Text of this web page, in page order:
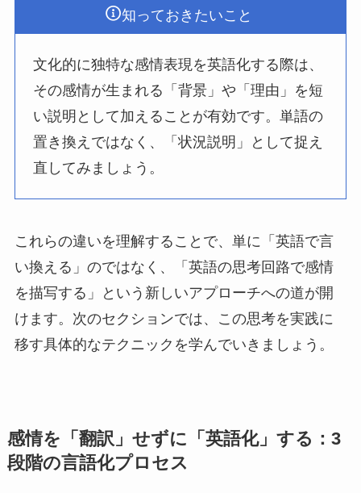
知っておきたいこと
文化的に独特な感情表現を英語化する際は、
その感情が生まれる「背景」や「理由」を短
い説明として加えることが有効です。単語の
置き換えではなく、「状況説明」として捉え
直してみましょう。
これらの違いを理解することで、単に「英語で言
い換える」のではなく、「英語の思考回路で感情
を描写する」という新しいアプローチへの道が開
けます。次のセクションでは、この思考を実践に
移す具体的なテクニックを学んでいきましょう。
感情を「翻訳」せずに「英語化」する：3
段階の言語化プロセス